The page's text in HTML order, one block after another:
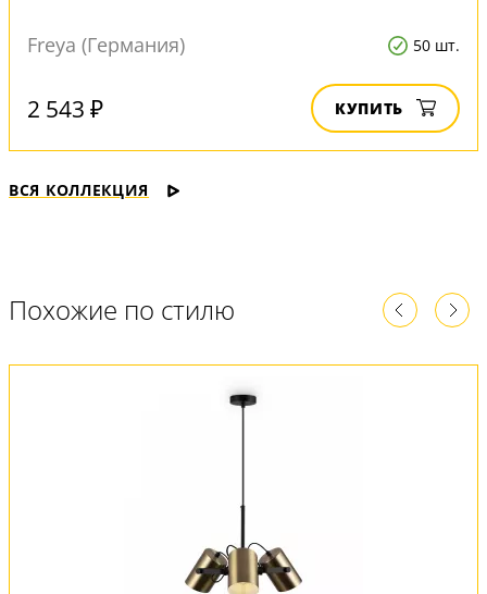
Freya (Германия) 50 шт.
2 543 ₽ КУПИТЬ
ВСЯ КОЛЛЕКЦИЯ
Похожие по стилю